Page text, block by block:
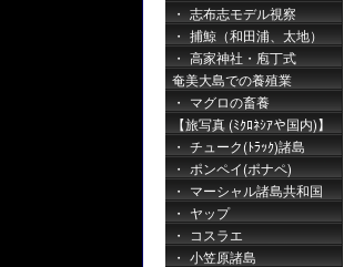
志布志モデル視察
捕鯨（和田浦、太地）
高家神社・庖丁式
奄美大島での養殖業
マグロの畜養
【旅写真 (ﾐｸﾛﾈｼｱや国内)】
チューク(ﾄﾗｯｸ)諸島
ポンペイ(ポナペ)
マーシャル諸島共和国
ヤップ
コスラエ
小笠原諸島